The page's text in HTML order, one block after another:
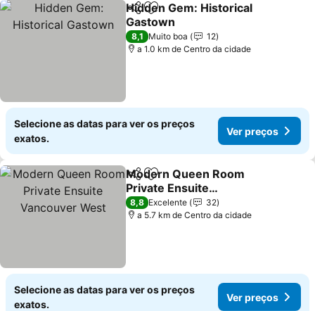
PartilharAdicionar aos favoritos
Hidden Gem: Historical
Gastown
Ver preços
8,1 Muito boa
12
a 1.0 km de Centro da cidade
Selecione as datas para ver os preços
exatos.
Ver preços
PartilharAdicionar aos favoritos
Modern Queen Room
Private Ensuite
Vancouver West
Ver preços
8,8 Excelente
32
a 5.7 km de Centro da cidade
Selecione as datas para ver os preços
exatos.
Ver preços